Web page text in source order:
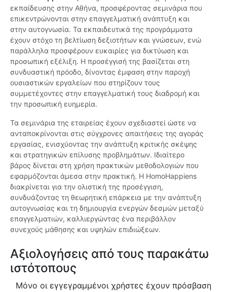
εκπαίδευσης στην Αθήνα, προσφέροντας σεμινάρια που
επικεντρώνονται στην επαγγελματική ανάπτυξη και
στην αυτογνωσία. Τα εκπαιδευτικά της προγράμματα
έχουν στόχο τη βελτίωση δεξιοτήτων και γνώσεων, ενώ
παράλληλα προσφέρουν ευκαιρίες για δικτύωση και
προσωπική εξέλιξη. Η προσέγγισή της βασίζεται στη
συνδυαστική πρόοδο, δίνοντας έμφαση στην παροχή
ουσιαστικών εργαλείων που στηρίζουν τους
συμμετέχοντες στην επαγγελματική τους διαδρομή και
την προσωπική ευημερία.
Τα σεμινάρια της εταιρείας έχουν σχεδιαστεί ώστε να
ανταποκρίνονται στις σύγχρονες απαιτήσεις της αγοράς
εργασίας, ενισχύοντας την ανάπτυξη κριτικής σκέψης
και στρατηγικών επίλυσης προβλημάτων. Ιδιαίτερο
βάρος δίνεται στη χρήση πρακτικών μεθοδολογιών που
εφαρμόζονται άμεσα στην πρακτική. Η HomoHappiens
διακρίνεται για την ολιστική της προσέγγιση,
συνδυάζοντας τη θεωρητική επάρκεια με την ανάπτυξη
αυτογνωσίας και τη δημιουργία ενεργών δεσμών μεταξύ
επαγγελματιών, καλλιεργώντας ένα περιβάλλον
συνεχούς μάθησης και υψηλών επιδιώξεων.
Αξιολογήσεις από τους παρακάτω
ιστότοπους
Μόνο οι εγγεγραμμένοι χρήστες έχουν πρόσβαση